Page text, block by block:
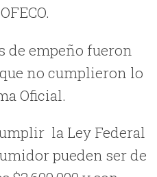
de empeño fueron
no cumplieron lo
Oficial.
la Ley Federal
pueden ser de